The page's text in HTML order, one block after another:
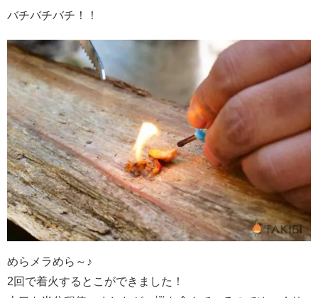
バチバチバチ！！
めらメラめら～♪
2回で着火するとこができました！